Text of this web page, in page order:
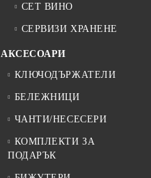
СЕТ ВИНО
СЕРВИЗИ ХРАНЕНЕ
АКСЕСОАРИ
КЛЮЧОДЪРЖАТЕЛИ
БЕЛЕЖНИЦИ
ЧАНТИ/НЕСЕСЕРИ
КОМПЛЕКТИ ЗА
ПОДАРЪК